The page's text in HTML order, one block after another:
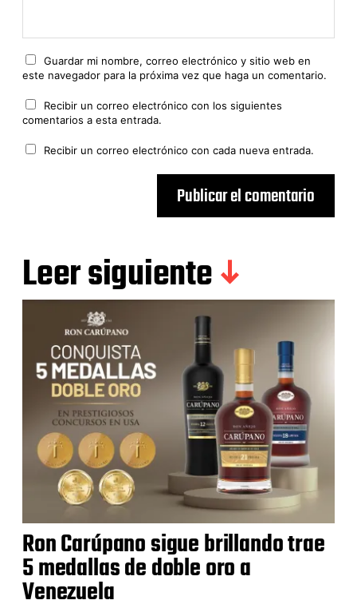
Guardar mi nombre, correo electrónico y sitio web en
este navegador para la próxima vez que haga un comentario.
Recibir un correo electrónico con los siguientes
comentarios a esta entrada.
Recibir un correo electrónico con cada nueva entrada.
Leer siguiente
Ron Carúpano sigue brillando trae
5 medallas de doble oro a
Venezuela